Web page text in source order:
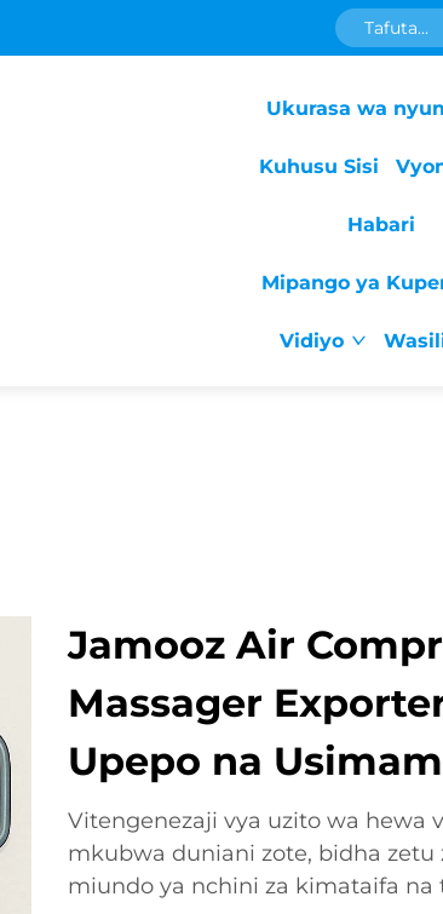
Ukurasa wa
Kuhusu Sisi
Habari
Mipango ya
Vidiyo
Jamooz Air
Massager
Upepo na
Vitengenezaji vya uzito wa hewa
mkubwa duniani zote, bidha
miundo ya nchini za kimataifa na